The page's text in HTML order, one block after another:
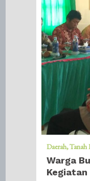
Daerah Tanah
Warga
Kegiatan